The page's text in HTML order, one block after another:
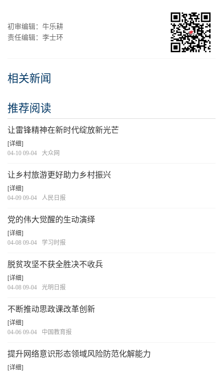
初审编辑：牛乐耕
责任编辑：李士环
相关新闻
推荐阅读
让雷锋精神在新时代绽放新光芒
[详细]
04-10 09-04
大众网
让乡村旅游更好助力乡村振兴
[详细]
04-09 09-04
人民日报
党的伟大觉醒的生动演绎
[详细]
04-08 09-04
学习时报
脱贫攻坚不获全胜决不收兵
[详细]
04-08 09-04
光明日报
不断推动思政课改革创新
[详细]
04-06 09-04
中国教育报
提升网络意识形态领域风险防范化解能力
[详细]